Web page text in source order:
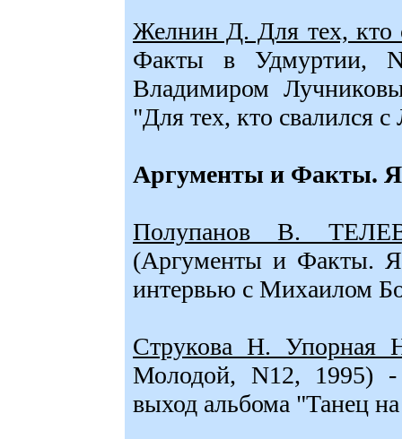
Желнин Д. Для тех, кто
Факты в Удмуртии,
Владимиром
"Для тех, кто свалился
Аргументы и Факты.
Полупанов В.
(Аргументы и Факты.
интервью с Михаилом
Струкова Н. Упорная
Молодой, N12, 1995)
выход альбома "Танец